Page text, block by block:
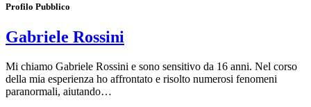
Profilo Pubblico
Gabriele Rossini
Mi chiamo Gabriele Rossini e sono sensitivo da 16 anni. Nel corso
della mia esperienza ho affrontato e risolto numerosi fenomeni
paranormali, aiutando…